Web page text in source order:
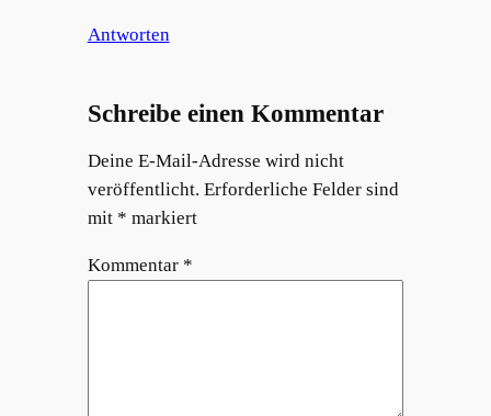
Antworten
Schreibe einen Kommentar
Deine E-Mail-Adresse wird nicht
veröffentlicht. Erforderliche Felder sind
mit * markiert
Kommentar *